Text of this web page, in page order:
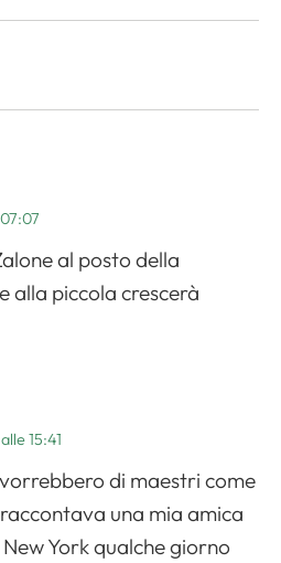
al posto della
alla piccola crescerà
15:41
di maestri come
una mia amica
York qualche giorno